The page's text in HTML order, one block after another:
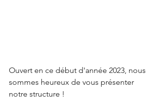
Ouvert en ce début d'année 2023, nous
sommes heureux de vous présenter
notre structure !